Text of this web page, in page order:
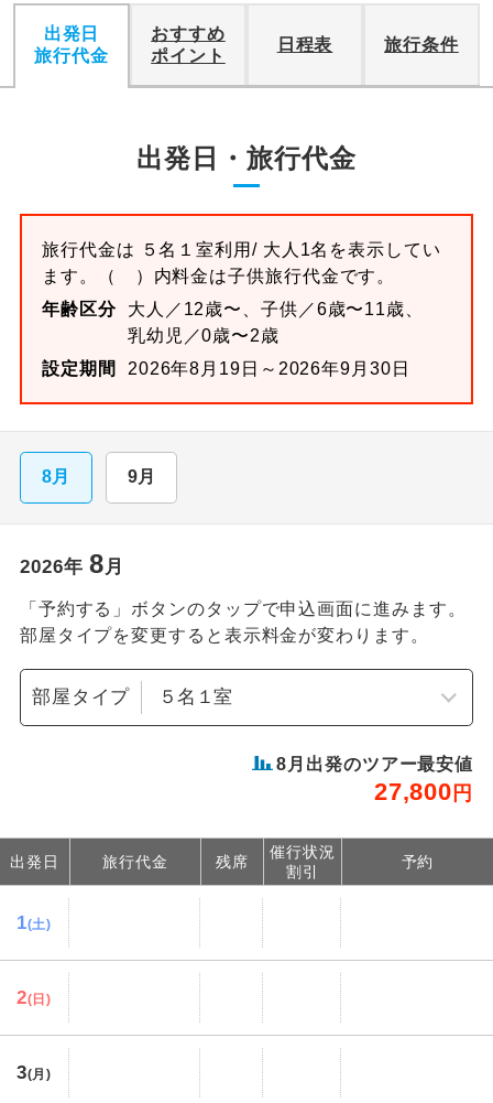
出発日
旅行代金
おすすめ
ポイント
日程表 旅行条件
出発日・旅行代金
旅行代金は ５名１室利用/ 大人1名を表示してい
ます。
（ ）内料金は子供旅行代金です。
年齢区分
大人／12歳〜、子供／6歳〜11歳、
乳幼児／0歳〜2歳
設定期間
2026年8月19日～2026年9月30日
8月 9月
2026年 8月
「予約する」ボタンのタップで申込画面に進みます。
部屋タイプを変更すると表示料金が変わります。
部屋タイプ
8 月出発のツアー最安値
27,800 円
出発日 旅行代金 残席
催行状況
割引
予約
1(土)
2(日)
3(月)